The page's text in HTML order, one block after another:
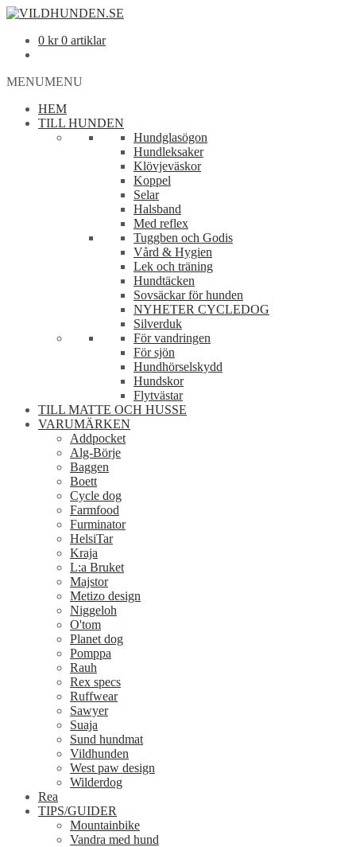
0 kr 0 artiklar
MENUMENU
HEM
TILL HUNDEN
Hundglasögon
Hundleksaker
Klövjeväskor
Koppel
Selar
Halsband
Med reflex
Tuggben och Godis
Vård & Hygien
Lek och träning
Hundtäcken
Sovsäckar för hunden
NYHETER CYCLEDOG
Silverduk
För vandringen
För sjön
Hundhörselskydd
Hundskor
Flytvästar
TILL MATTE OCH HUSSE
VARUMÄRKEN
Addpocket
Alg-Börje
Baggen
Boett
Cycle dog
Farmfood
Furminator
HelsiTar
Kraja
L:a Bruket
Majstor
Metizo design
Niggeloh
O'tom
Planet dog
Pomppa
Rauh
Rex specs
Ruffwear
Sawyer
Suaja
Sund hundmat
Vildhunden
West paw design
Wilderdog
Rea
TIPS/GUIDER
Mountainbike
Vandra med hund